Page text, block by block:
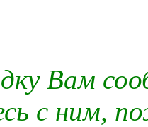
Вам
с ним,